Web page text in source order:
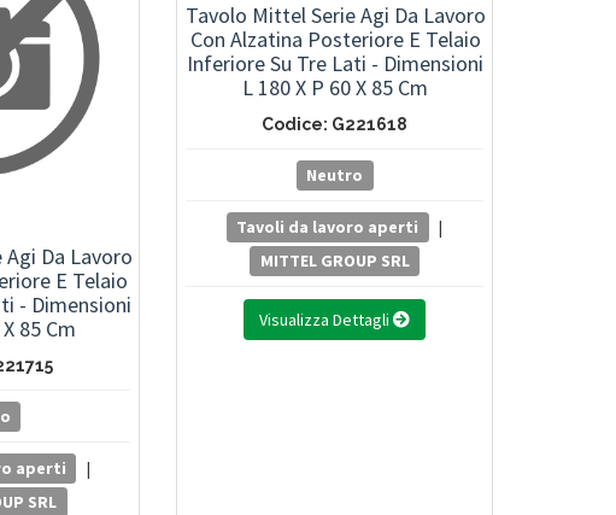
Da Lavoro
E Telaio
- Dimensioni
85 Cm
aperti
|
SRL
Tavolo Mittel Serie Agi Da Lavoro
Con Alzatina Posteriore E Telaio
Inferiore Su Tre Lati - Dimensioni
L 180 X P 60 X 85 Cm
Codice: G221618
Neutro
Tavoli da lavoro aperti
|
MITTEL GROUP SRL
Visualizza Dettagli